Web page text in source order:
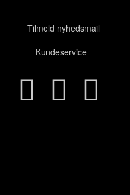
Tilmeld nyhedsmail
Kundeservice